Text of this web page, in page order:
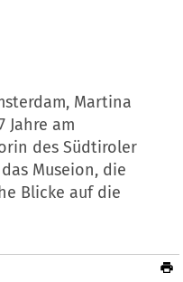
Martina
Jahre am
des Südtiroler
Museion, die
Blicke auf die